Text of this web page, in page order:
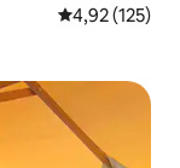
Priemerné
4,92 (125)